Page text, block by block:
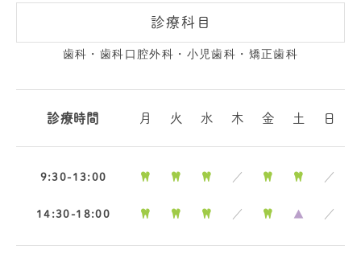
診療科目
歯科・歯科口腔外科・小児歯科・矯正歯科
診療時間 月 火 水 木 金 土 日
9:30-13:00 ／ ／
14:30-18:00 ／ ▲ ／